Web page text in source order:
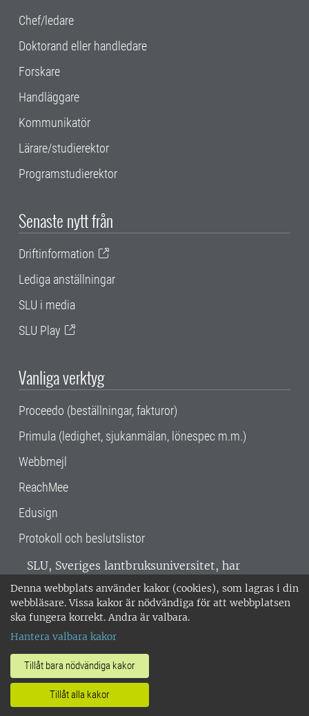
Denna webbplats använder kakor (cookies), som lagras i din
webbläsare. Vissa kakor är nödvändiga för att webbplatsen
ska fungera korrekt. Andra är valbara.
Hantera valbara kakor
Tillåt bara nödvändiga kakor
Tillåt alla kakor
Chef/ledare
Doktorand eller handledare
Forskare
Handläggare
Kommunikatör
Lärare/studierektor
Programstudierektor
Senaste nytt från
Driftinformation
Lediga anställningar
SLU i media
SLU Play
Vanliga verktyg
Proceedo (beställningar, fakturor)
Primula (ledighet, sjukanmälan, lönespec m.m.)
Webbmejl
ReachMee
Edusign
Protokoll och beslutslistor
SLU, Sveriges lantbruksuniversitet, har
verksamhet över hela Sverige. Huvudorter är
Alnarp, Uppsala och Umeå.SLU är
miljöcertifierat enligt ISO 14001. •
018-67 10 00 • Org nr: 202100-2817 •
Om SLU:s webbplatser
•Hantera kakor•Behandling av
personuppgifter